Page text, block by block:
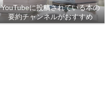
YouTubeに投稿されている本の
要約チャンネルがおすすめ